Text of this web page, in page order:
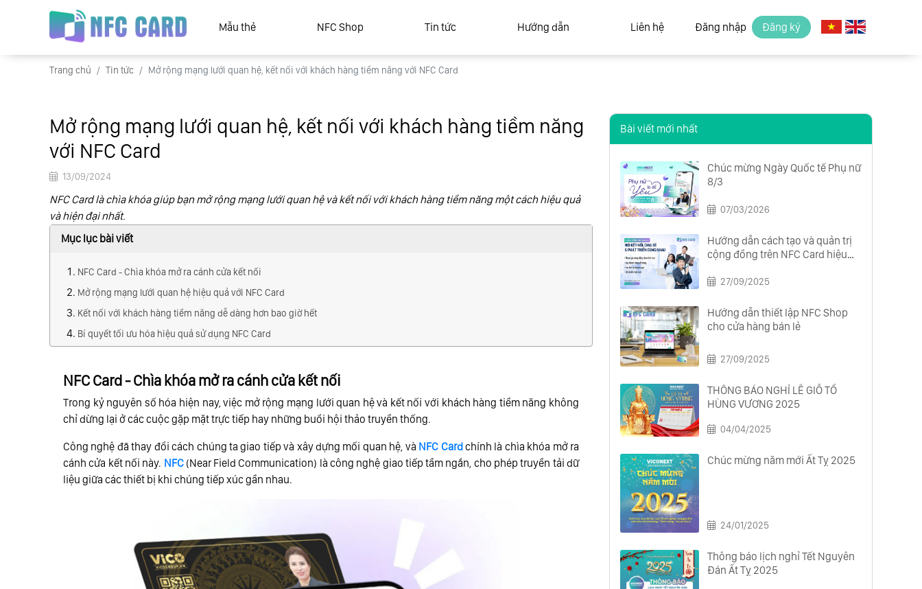
Mẫu thẻ NFC Shop Tin tức Hướng dẫn Liên hệ Đăng nhập Đăng ký
Trang chủ Tin tức Mở rộng mạng lưới quan hệ, kết nối với khách hàng tiềm năng với NFC Card
Mở rộng mạng lưới quan hệ, kết nối với khách hàng tiềm năng
với NFC Card
13/09/2024
NFC Card là chìa khóa giúp bạn mở rộng mạng lưới quan hệ và kết nối với khách hàng tiềm năng một cách hiệu quả
và hiện đại nhất.
Mục lục bài viết
NFC Card - Chìa khóa mở ra cánh cửa kết nối
Mở rộng mạng lưới quan hệ hiệu quả với NFC Card
Kết nối với khách hàng tiềm năng dễ dàng hơn bao giờ hết
Bí quyết tối ưu hóa hiệu quả sử dụng NFC Card
NFC Card - Chìa khóa mở ra cánh cửa kết nối
Trong kỷ nguyên số hóa hiện nay, việc mở rộng mạng lưới quan hệ và kết nối với khách hàng tiềm năng không
chỉ dừng lại ở các cuộc gặp mặt trực tiếp hay những buổi hội thảo truyền thống.
Công nghệ đã thay đổi cách chúng ta giao tiếp và xây dựng mối quan hệ, và NFC Cardchính là chìa khóa mở ra
cánh cửa kết nối này. NFC(Near Field Communication) là công nghệ giao tiếp tầm ngắn, cho phép truyền tải dữ
liệu giữa các thiết bị khi chúng tiếp xúc gần nhau.
Bài viết mới nhất
Chúc mừng Ngày Quốc tế Phụ nữ
8/3
07/03/2026
Hướng dẫn cách tạo và quản trị
cộng đồng trên NFC Card hiệu
27/09/2025
Hướng dẫn thiết lập NFC Shop
cho cửa hàng bán lẻ
27/09/2025
THÔNG BÁO NGHỈ LỄ GIỖ TỔ
HÙNG VƯƠNG 2025
04/04/2025
Chúc mừng năm mới Ất Tỵ 2025
24/01/2025
Thông báo lịch nghỉ Tết Nguyên
Đán Ất Tỵ 2025